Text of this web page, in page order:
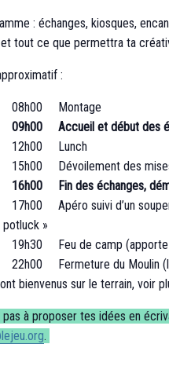
: échanges, kiosques,
tout ce que permettra ta
:
08h00 Montage
09h00 Accueil et début des
12h00 Lunch
15h00 Dévoilement des
16h00 Fin des échanges,
17h00 Apéro suivi d’un
potluck »
19h30 Feu de camp (apporte
22h00 Fermeture du Moulin
bienvenus sur le terrain, voir
pas à proposer tes idées en
.